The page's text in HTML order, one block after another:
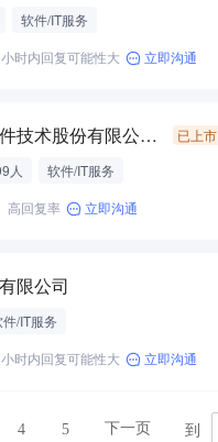
软件/IT服务
时内回复可能性大 立即沟通
上海博为峰软件技术股份有限公司合肥分公司
已上市
人
软件/IT服务
高回复率 立即沟通
限公司
/IT服务
时内回复可能性大 立即沟通
4 5 下一页 到